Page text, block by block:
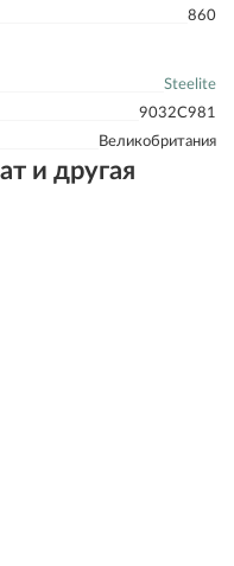
860
Steelite
9032C981
Великобритания
и другая